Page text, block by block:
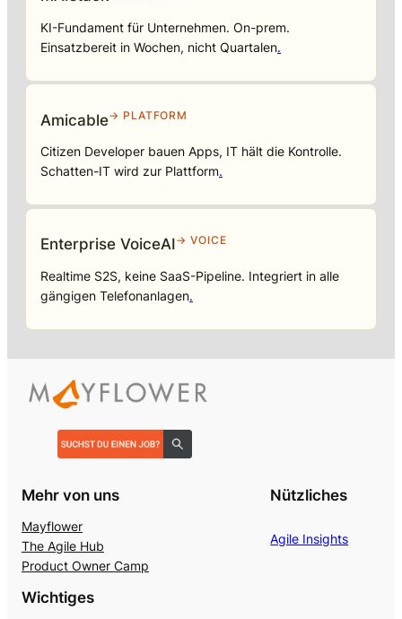
KI-Fundament für Unternehmen. On-prem.
Einsatzbereit in Wochen, nicht Quartalen.
Amicable→ PLATFORM
Citizen Developer bauen Apps, IT hält die Kontrolle.
Schatten-IT wird zur Plattform.
Enterprise VoiceAI→ VOICE
Realtime S2S, keine SaaS-Pipeline. Integriert in alle
gängigen Telefonanlagen.
Mehr von uns
Mayflower
The Agile Hub
Product Owner Camp
Nützliches
Agile Insights
Wichtiges